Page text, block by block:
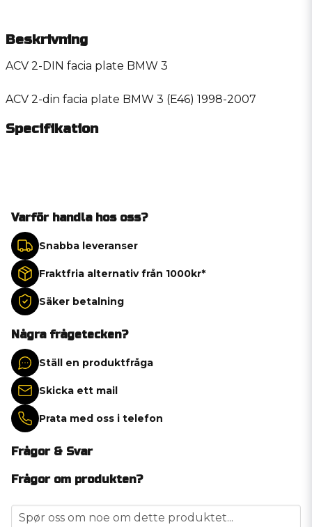
Beskrivning
ACV 2-DIN facia plate BMW 3
ACV 2-din facia plate BMW 3 (E46) 1998-2007
Specifikation
Varför handla hos oss?
Snabba leveranser
Fraktfria alternativ från 1000kr*
Säker betalning
Några frågetecken?
Ställ en produktfråga
Skicka ett mail
Prata med oss i telefon
Frågor & Svar
Frågor om produkten?
question
Spør oss om noe om dette produktet...